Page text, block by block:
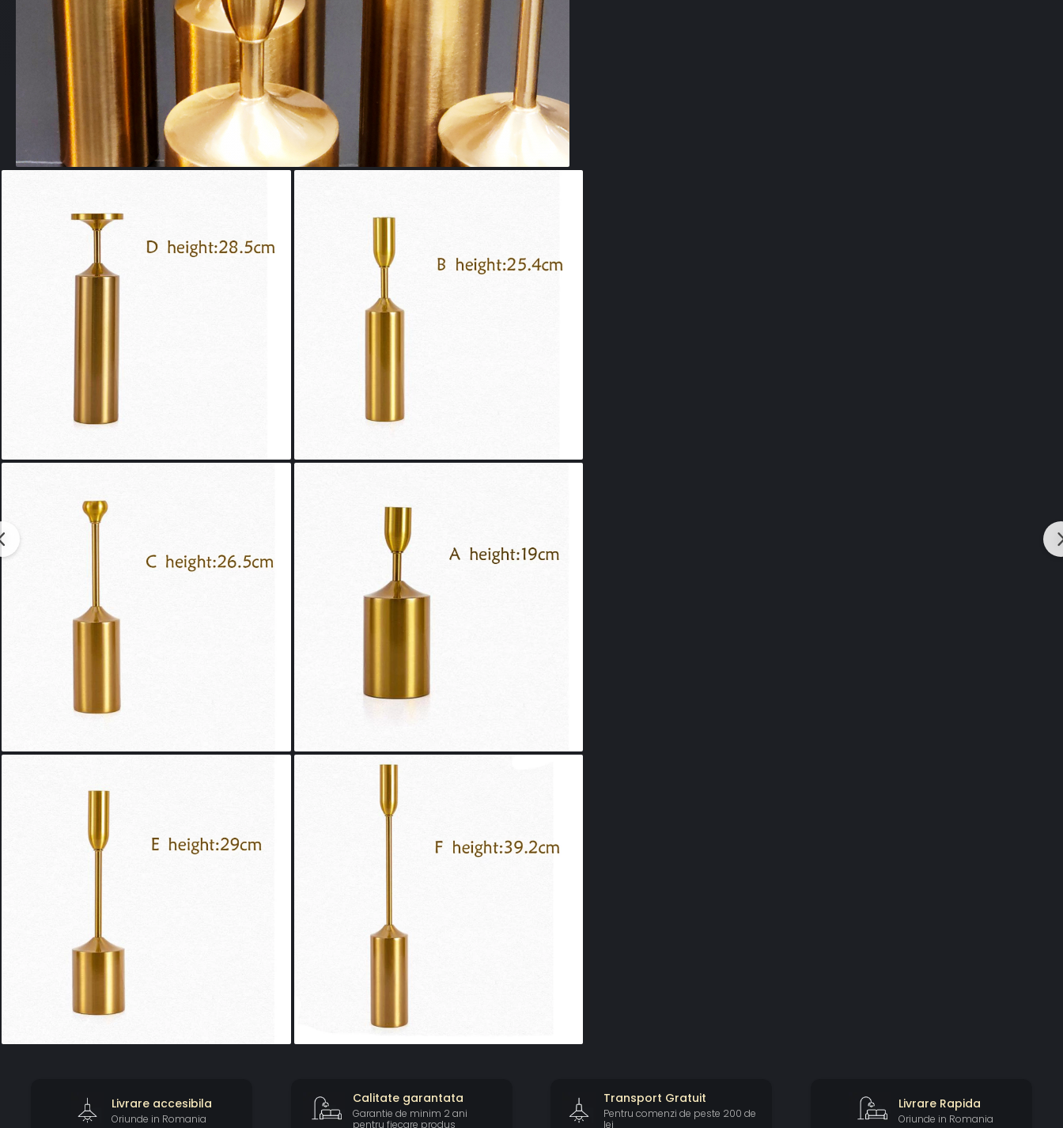
Livrare accesibila
Oriunde in Romania
Calitate garantata
Garantie de minim 2 ani
pentru fiecare produs
Transport Gratuit
Pentru comenzi de peste 200 de
lei
Livrare Rapida
Oriunde in Romania